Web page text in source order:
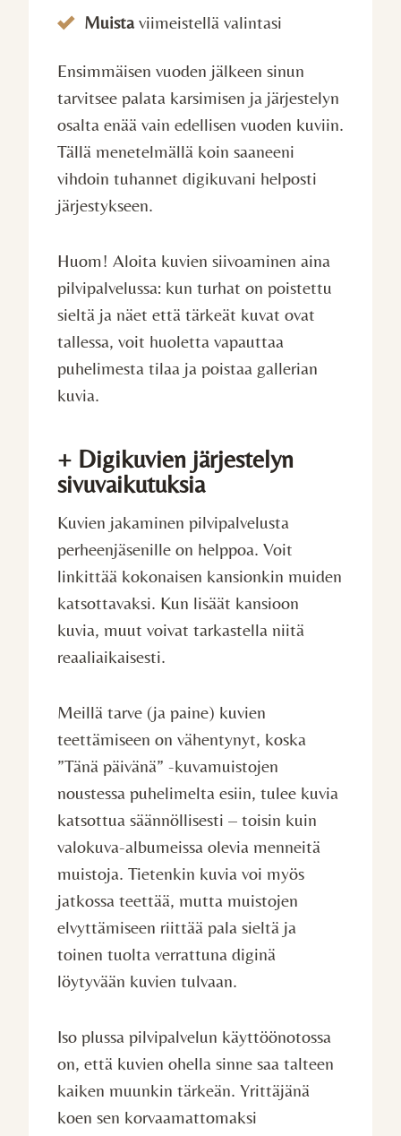
Muistaviimeistellä valintasi
Ensimmäisen vuoden jälkeen sinun
tarvitsee palata karsimisen ja järjestelyn
osalta enää vain edellisen vuoden kuviin.
Tällä menetelmällä koin saaneeni
vihdoin tuhannet digikuvani helposti
järjestykseen.
Huom! Aloita kuvien siivoaminen aina
pilvipalvelussa: kun turhat on poistettu
sieltä ja näet että tärkeät kuvat ovat
tallessa, voit huoletta vapauttaa
puhelimesta tilaa ja poistaa gallerian
kuvia.
+ Digikuvien järjestelyn
sivuvaikutuksia
Kuvien jakaminen pilvipalvelusta
perheenjäsenille on helppoa. Voit
linkittää kokonaisen kansionkin muiden
katsottavaksi. Kun lisäät kansioon
kuvia, muut voivat tarkastella niitä
reaaliaikaisesti.
Meillä tarve (ja paine) kuvien
teettämiseen on vähentynyt, koska
”Tänä päivänä” -kuvamuistojen
noustessa puhelimelta esiin, tulee kuvia
katsottua säännöllisesti – toisin kuin
valokuva-albumeissa olevia menneitä
muistoja. Tietenkin kuvia voi myös
jatkossa teettää, mutta muistojen
elvyttämiseen riittää pala sieltä ja
toinen tuolta verrattuna diginä
löytyvään kuvien tulvaan.
Iso plussa pilvipalvelun käyttöönotossa
on, että kuvien ohella sinne saa talteen
kaiken muunkin tärkeän. Yrittäjänä
koen sen korvaamattomaksi